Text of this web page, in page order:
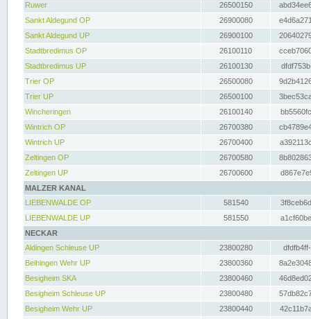
Ruwer
26500150
Sankt Aldegund OP
26900080
Sankt Aldegund UP
26900100
Stadtbredimus OP
26100110
Stadtbredimus UP
26100130
Trier OP
26500080
Trier UP
26500100
Wincheringen
26100140
Wintrich OP
26700380
Wintrich UP
26700400
Zeltingen OP
26700580
Zeltingen UP
26700600
MALZER KANAL
LIEBENWALDE OP
581540
LIEBENWALDE UP
581550
NECKAR
Aldingen Schleuse UP
23800280
Beihingen Wehr UP
23800360
Besigheim SKA
23800460
Besigheim Schleuse UP
23800480
Besigheim Wehr UP
23800440